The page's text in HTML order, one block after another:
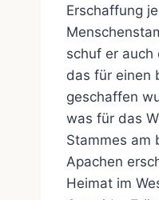
Erschaffung
schuf er auch
das für einen
geschaffen
was für das
Stammes am
Apachen
Heimat im